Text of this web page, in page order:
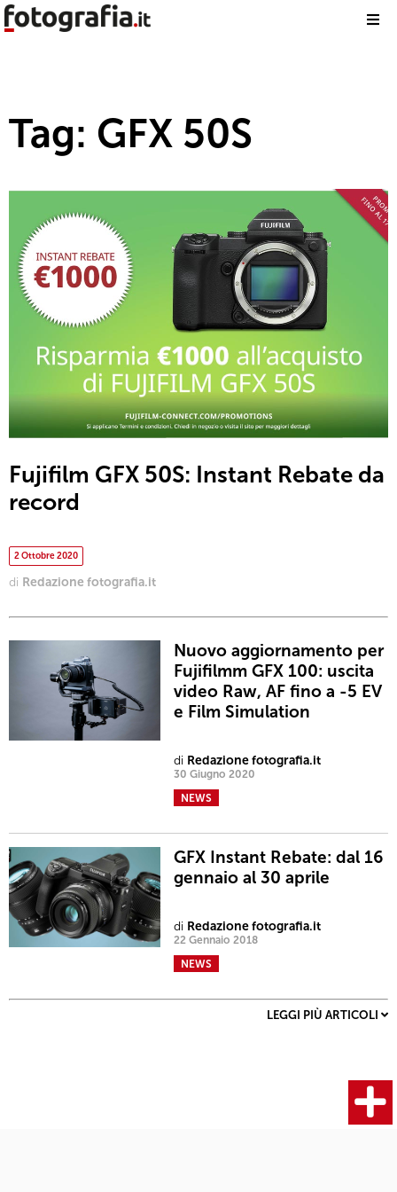
Tag: GFX 50S
Fujifilm GFX 50S: Instant Rebate da
record
2 Ottobre 2020
di Redazione fotografia.it
Nuovo aggiornamento per
Fujifilmm GFX 100: uscita
video Raw, AF fino a -5 EV
e Film Simulation
di Redazione fotografia.it
30 Giugno 2020
NEWS
GFX Instant Rebate: dal 16
gennaio al 30 aprile
di Redazione fotografia.it
22 Gennaio 2018
NEWS
LEGGI PIÙ ARTICOLI